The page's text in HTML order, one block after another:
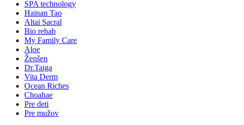
SPA technology
Hainan Tao
Altai Sacral
Bio rehab
My Family Care
Aloe
Ženšen
Dr.Taiga
Vita Derm
Ocean Riches
Choahae
Pre deti
Pre mužov